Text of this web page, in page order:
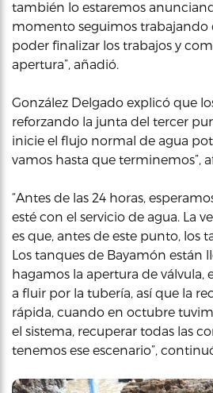
también lo estaremos
momento seguimos trabajando
poder finalizar los trabajos y
apertura”, añadió.
González Delgado explicó que
reforzando la junta del tercer
inicie el flujo normal de agua
vamos hasta que terminemos”,
“Antes de las 24 horas,
esté con el servicio de agua. La
es que, antes de este punto, los
Los tanques de Bayamón están
hagamos la apertura de válvula,
a fluir por la tubería, así que la
rápida, cuando en octubre
el sistema, recuperar todas las
tenemos ese escenario”,